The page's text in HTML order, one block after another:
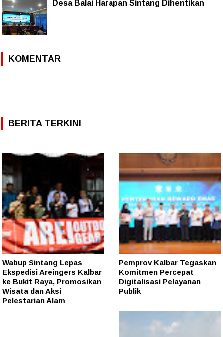
Desa Balai Harapan Sintang Dihentikan
KOMENTAR
BERITA TERKINI
Wabup Sintang Lepas
Ekspedisi Areingers Kalbar
ke Bukit Raya, Promosikan
Wisata dan Aksi
Pelestarian Alam
Pemprov Kalbar Tegaskan
Komitmen Percepat
Digitalisasi Pelayanan
Publik